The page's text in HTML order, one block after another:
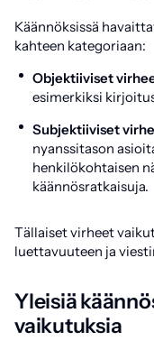
Käännöksissä
kahteen kategoriaan:
Objektiiviset
esimerkiksi
Subjektiiviset
nyanssitason
henkilökohtaisen
käännösratkaisuja.
Tällaiset virheet
luettavuuteen ja
Yleisiä
vaikutuksia